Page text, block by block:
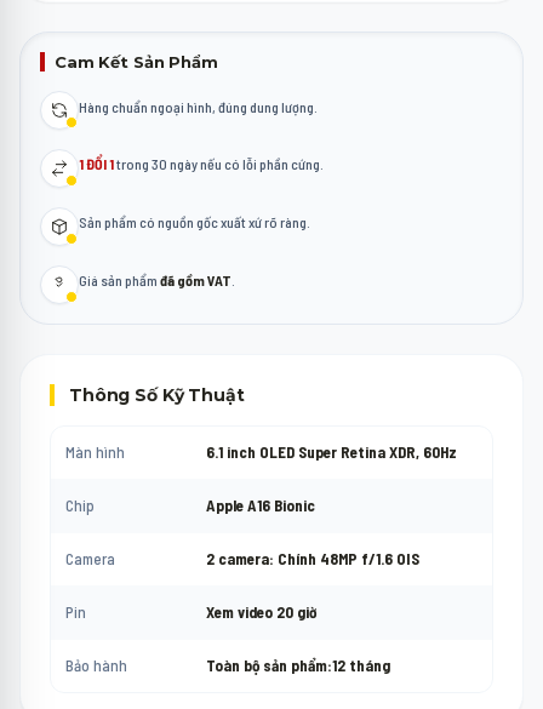
Cam Kết Sản Phẩm
Hàng chuẩn ngoại hình, đúng dung lượng.
1 ĐỔI 1trong 30 ngày nếu có lỗi phần cứng.
Sản phẩm có nguồn gốc xuất xứ rõ ràng.
Giá sản phẩm đã gồm VAT
Thông Số Kỹ Thuật
Màn hình 6.1 inch OLED Super Retina XDR, 60Hz
Chip Apple A16 Bionic
Camera 2 camera: Chính 48MP f/1.6 OIS
Pin Xem video 20 giờ
Bảo hành Toàn bộ sản phẩm:12 tháng